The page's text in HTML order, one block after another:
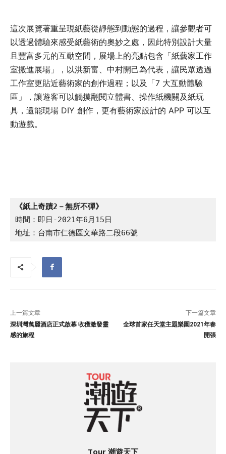
這次展覽著重呈現紙藝從靜態到動態的過程，讓參觀者可
以透過體驗來感受紙藝術的奧妙之處，因此特別設計大量
且豐富多元的互動空間，展場上的亮點包含「紙藝家工作
室搬進展場」，以洪新富、中村開己為代表，讓民眾透過
工作室更貼近藝術家的創作過程；以及「7 大互動體驗
區」，讓遊客可以觸摸翻閱立體書、操作紙機關及紙玩
具，還能現場 DIY 創作，更有藝術家設計的 APP 可以互
動遊戲。
《紙上奇蹟2－無所不彈》
時間：即日-2021年6月15日
地址：台南市仁德區文華路二段66號
上一篇文章
深圳灣萬麗酒店正式啟幕 收穫激發靈
感的旅程
下一篇文章
全球首家任天堂主題樂園2021年春
開張
Tour 潮遊天下